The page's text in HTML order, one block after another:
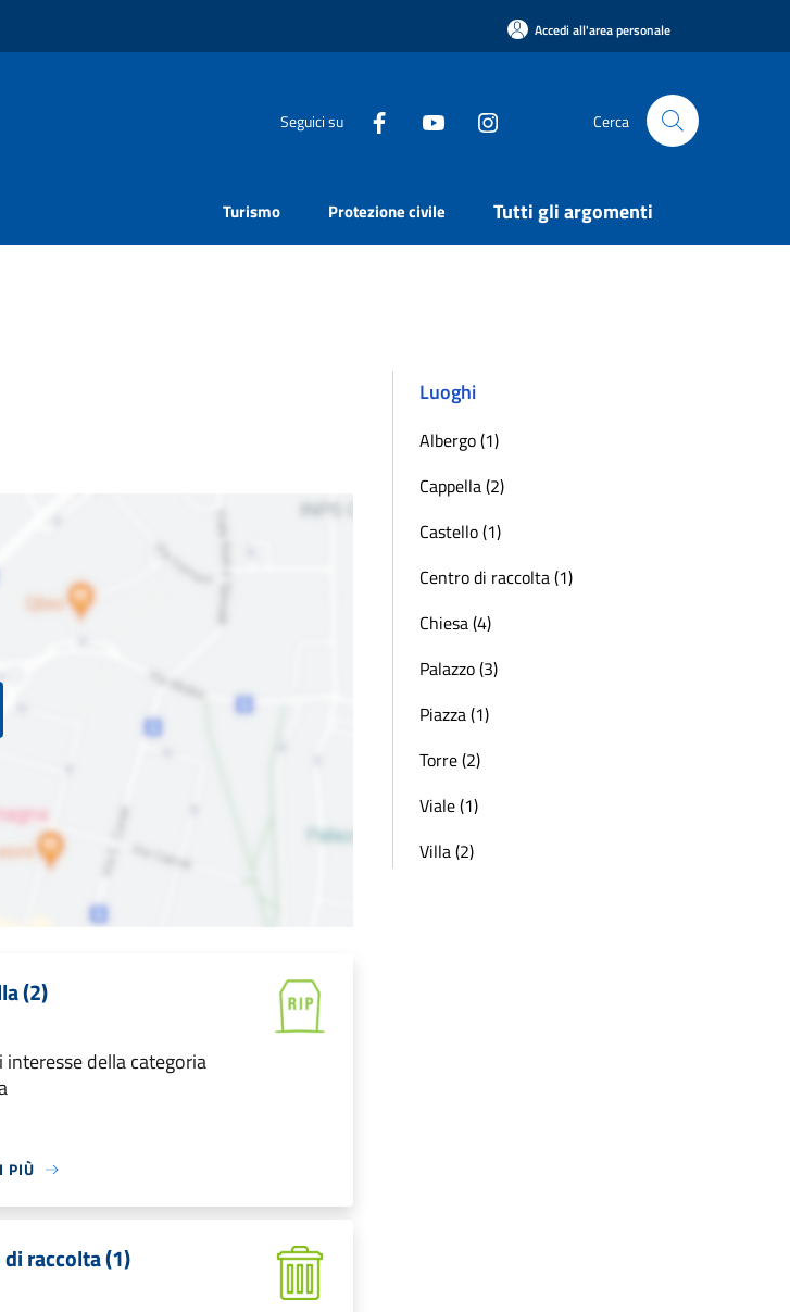
Accedi all'area personale
Seguici su Cerca
Turismo Protezione civile Tutti gli argomenti
(2)
interesse della categoria
PIÙ
raccolta (1)
Luoghi
Albergo (1)
Cappella (2)
Castello (1)
Centro di raccolta (1)
Chiesa (4)
Palazzo (3)
Piazza (1)
Torre (2)
Viale (1)
Villa (2)